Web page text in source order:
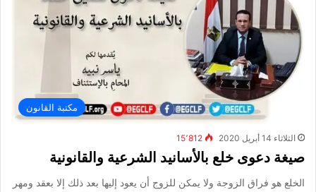
مكتبة القانون
الثلاثاء 14 أبريل 2020 15٬812
صيغة دعوى خلع بالأسانيد الشرعية والقانونية
الخلع هو فراق الزوجة ولا يمكن للزوج أن يعود إليها بعد ذلك إلا بعقد ومهر